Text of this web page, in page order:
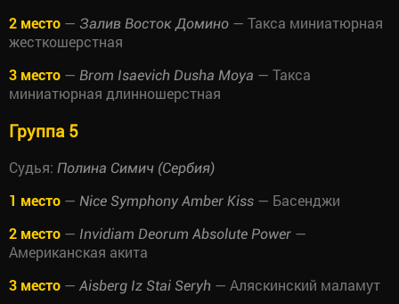
2 место — Залив Восток Домино — Такса миниатюрная
жесткошерстная
3 место — Brom Isaevich Dusha Moya — Такса
миниатюрная длинношерстная
Группа 5
Судья: Полина Симич (Сербия)
1 место — Nice Symphony Amber Kiss — Басенджи
2 место — Invidiam Deorum Absolute Power —
Американская акита
3 место — Aisberg Iz Stai Seryh — Аляскинский маламут